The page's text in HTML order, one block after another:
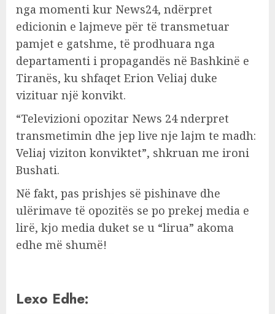
nga momenti kur News24, ndërpret
edicionin e lajmeve për të transmetuar
pamjet e gatshme, të prodhuara nga
departamenti i propagandës në Bashkinë e
Tiranës, ku shfaqet Erion Veliaj duke
vizituar një konvikt.
“Televizioni opozitar News 24 nderpret
transmetimin dhe jep live nje lajm te madh:
Veliaj viziton konviktet”, shkruan me ironi
Bushati.
Në fakt, pas prishjes së pishinave dhe
ulërimave të opozitës se po prekej media e
lirë, kjo media duket se u “lirua” akoma
edhe më shumë!
Lexo Edhe: